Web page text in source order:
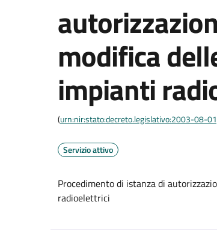
modifica
impianti
(urn:nir:stato:decreto.legislativo:2003-08-
Servizio attivo
Procedimento di istanza di
radioelettrici